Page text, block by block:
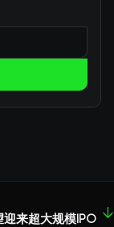
来超大规模IPO ↓